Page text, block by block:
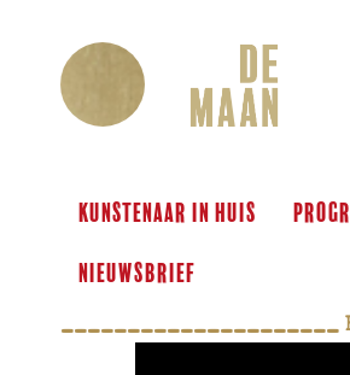
KUNSTENAAR IN HUIS
Nieuwsbrief
_____________________